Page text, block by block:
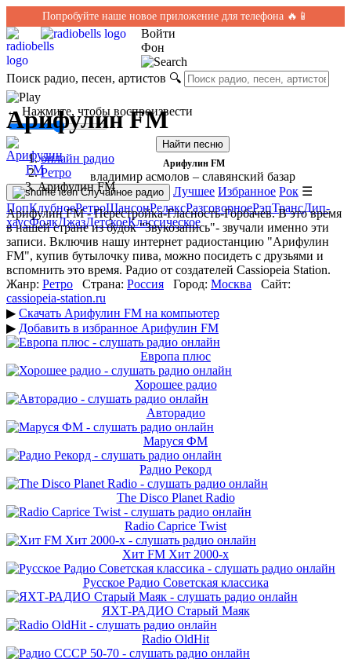
Попробуйте наше новое приложение для телефона 🔥📱
Войти
Фон
Поиск радио, песен, артистов 🔍
← Нажмите, чтобы воспроизвести
Найти песню
Арифулин FM
владимир асмолов – славянский базар
Случайное радио Лучшее Избранное Рок ☰
ПопКлубноеРетроШансонРелаксРазговорноеРэпТрансДип-
хаусФолкДжазДетскоеКлассическое
Арифулин FM
онлайн радио
Ретро
Арифулин FM
Арифулин FM - Перестройка-Гласность-Горбачев. В это время
в нашей стране из будок "Звукозапись"- звучали именно эти
записи. Включив нашу интернет радиостанцию "Арифулин
FM", купив бутылочку пива, можно посидеть с друзьями и
вспомнить это время. Радио от создателей Cassiopeia Station.
Жанр: Ретро Страна: Россия Город: Москва
Сайт:
cassiopeia-station.ru
▶ Скачать Арифулин FM на компьютер
▶ Добавить в избранное Арифулин FM
Европа плюс
Хорошее радио
Авторадио
Маруся ФМ
Радио Рекорд
The Disco Planet Radio
Radio Caprice Twist
Хит FM Хит 2000-х
Русское Радио Советская классика
ЯХТ-РАДИО Старый Маяк
Radio OldHit